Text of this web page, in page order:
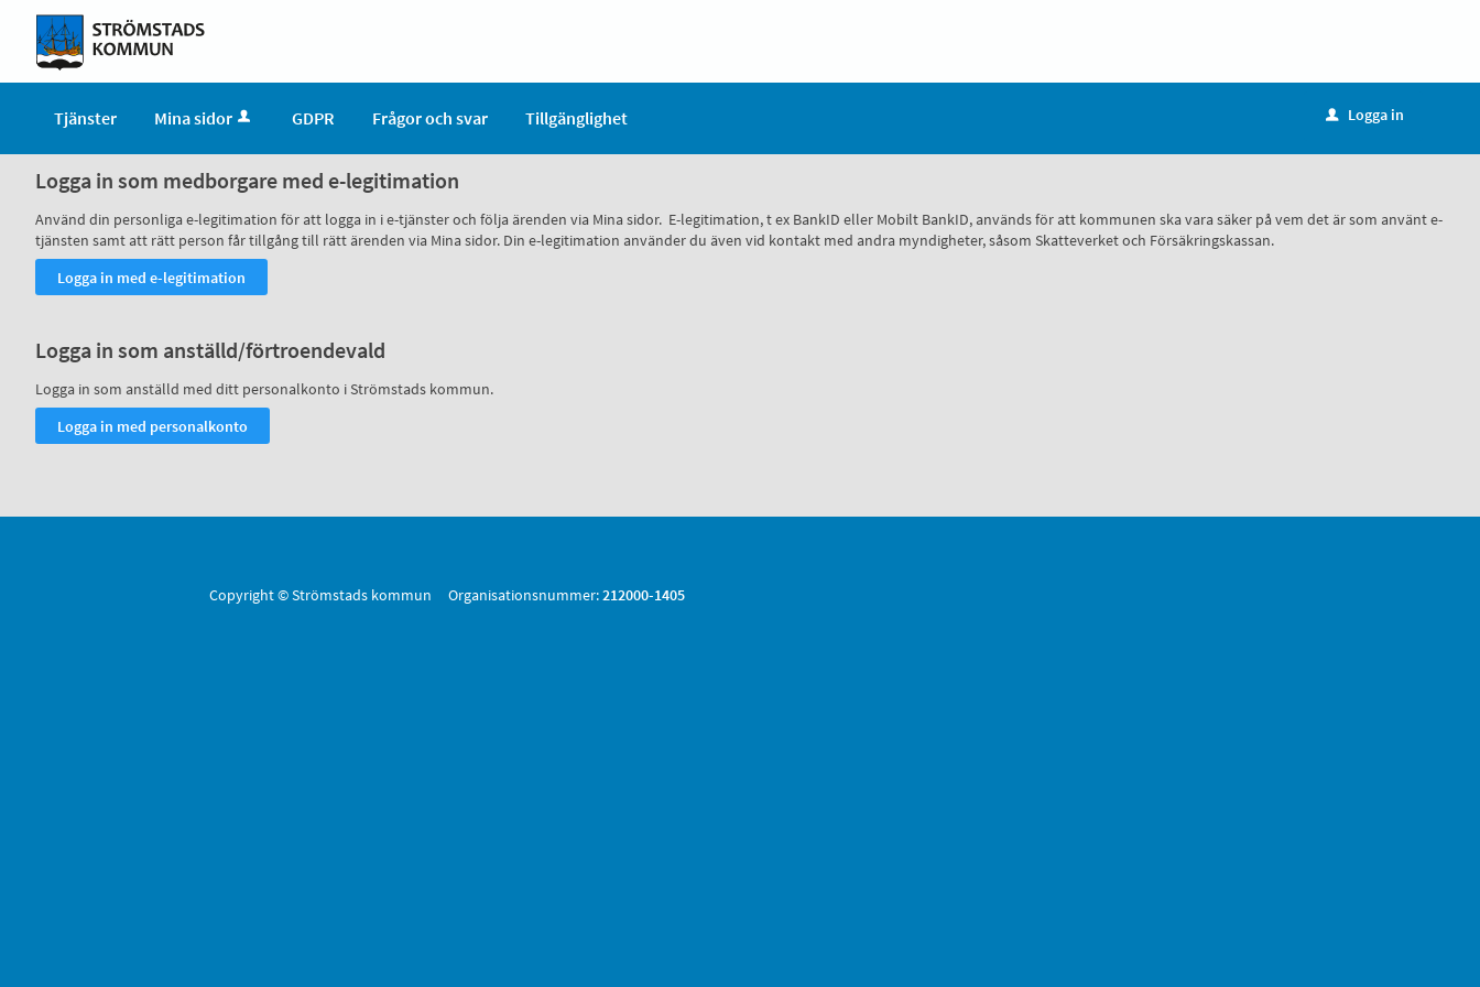
Tjänster Mina sidor GDPR Frågor och svar Tillgänglighet u Logga in
Logga in som medborgare med e-legitimation
Använd din personliga e-legitimation för att logga in i e-tjänster och följa ärenden via Mina sidor. E-legitimation, t ex BankID eller Mobilt BankID, används för att kommunen ska vara säker på vem det är som använt e-
tjänsten samt att rätt person får tillgång till rätt ärenden via Mina sidor. Din e-legitimation använder du även vid kontakt med andra myndigheter, såsom Skatteverket och Försäkringskassan.
Logga in som anställd/förtroendevald
Logga in som anställd med ditt personalkonto i Strömstads kommun.
Copyright © Strömstads kommun Organisationsnummer:212000-1405